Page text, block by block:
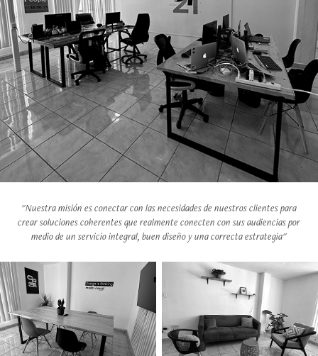
"Nuestra misión es conectar con las necesidades de nuestros clientes para
crear soluciones coherentes que realmente conecten con sus audiencias por
medio de un servicio integral, buen diseño y una correcta estrategia"